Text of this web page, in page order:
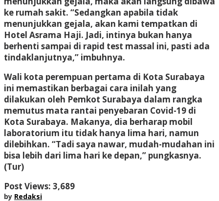
ke rumah sakit. “Sedangkan apabila tidak
menunjukkan gejala, akan kami tempatkan di
Hotel Asrama Haji. Jadi, intinya bukan hanya
berhenti sampai di rapid test massal ini, pasti ada
tindaklanjutnya,” imbuhnya.
Wali kota perempuan pertama di Kota Surabaya
ini memastikan berbagai cara inilah yang
dilakukan oleh Pemkot Surabaya dalam rangka
memutus mata rantai penyebaran Covid-19 di
Kota Surabaya. Makanya, dia berharap mobil
laboratorium itu tidak hanya lima hari, namun
dilebihkan. “Tadi saya nawar, mudah-mudahan ini
bisa lebih dari lima hari ke depan,” pungkasnya.
(Tur)
Post Views: 3,689
by Redaksi